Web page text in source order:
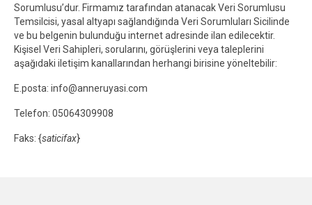
Sorumlusu’dur. Firmamız tarafından atanacak Veri Sorumlusu
Temsilcisi, yasal altyapı sağlandığında Veri Sorumluları Sicilinde
ve bu belgenin bulunduğu internet adresinde ilan edilecektir.
Kişisel Veri Sahipleri, sorularını, görüşlerini veya taleplerini
aşağıdaki iletişim kanallarından herhangi birisine yöneltebilir:
E.posta: info@anneruyasi.com
Telefon: 05064309908
Faks: {saticifax}